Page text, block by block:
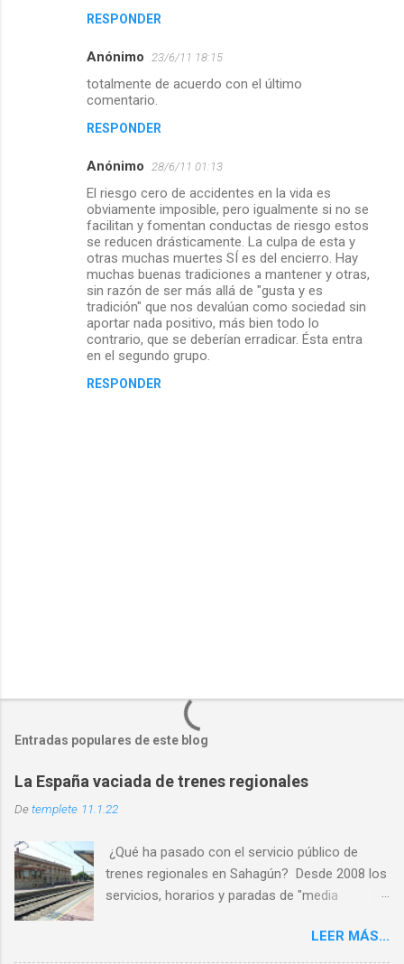
RESPONDER
Anónimo 23/6/11 18:15
totalmente de acuerdo con el último
comentario.
RESPONDER
Anónimo 28/6/11 01:13
El riesgo cero de accidentes en la vida es
obviamente imposible, pero igualmente si no se
facilitan y fomentan conductas de riesgo estos
se reducen drásticamente. La culpa de esta y
otras muchas muertes SÍ es del encierro. Hay
muchas buenas tradiciones a mantener y otras,
sin razón de ser más allá de "gusta y es
tradición" que nos devalúan como sociedad sin
aportar nada positivo, más bien todo lo
contrario, que se deberían erradicar. Ésta entra
en el segundo grupo.
RESPONDER
l
c
a
r
c
o
m
e
n
Entradas populares de este blog
La España vaciada de trenes regionales
Detemplete 11.1.22
¿Qué ha pasado con el servicio público de
trenes regionales en Sahagún? Desde 2008 los
servicios, horarios y paradas de "media
PASO 1: Servicio deficiente ✅ PASO 2: Malos
horarios ✅ PASO 3: Los usuarios son
LEER MÁS...